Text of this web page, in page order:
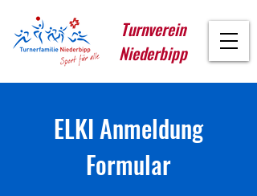
Turnverein
Niederbipp
ELKI Anmeldung
Formular